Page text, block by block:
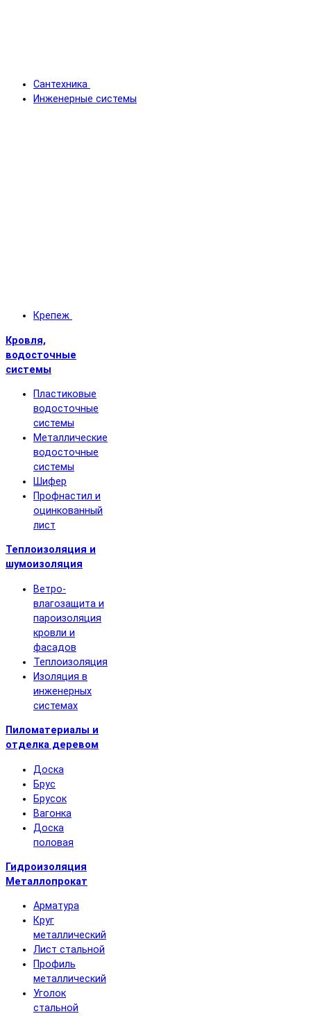
Сантехника
Инженерные системы
Крепеж
Кровля,
водосточные
системы
Пластиковые
водосточные
системы
Металлические
водосточные
системы
Шифер
Профнастил и
оцинкованный
лист
Теплоизоляция и
шумоизоляция
Ветро-
влагозащита и
пароизоляция
кровли и
фасадов
Теплоизоляция
Изоляция в
инженерных
системах
Пиломатериалы и
отделка деревом
Доска
Брус
Брусок
Вагонка
Доска
половая
Гидроизоляция
Металлопрокат
Арматура
Круг
металлический
Лист стальной
Профиль
металлический
Уголок
стальной